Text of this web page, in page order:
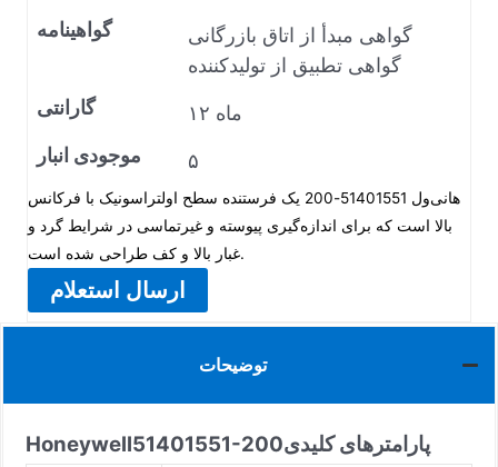
گواهینامه
گواهی مبدأ از اتاق بازرگانی
گواهی تطبیق از تولیدکننده
گارانتی
۱۲ ماه
موجودی انبار
۵
هانی‌ول 51401551-200 یک فرستنده سطح اولتراسونیک با فرکانس
بالا است که برای اندازه‌گیری پیوسته و غیرتماسی در شرایط گرد و
غبار بالا و کف طراحی شده است.
ارسال استعلام
توضیحات
Honeywell51401551-200پارامترهای کلیدی